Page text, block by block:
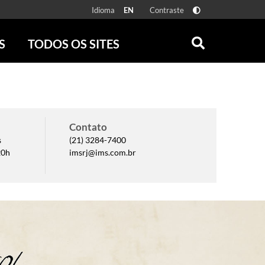
Idioma EN Contraste
TODOS OS SITES
CRÔNICA BRASILEIRA
TESTEMUNHA OCULAR
VER TODOS
Contato
(21) 3284-7400
imsrj@ims.com.br